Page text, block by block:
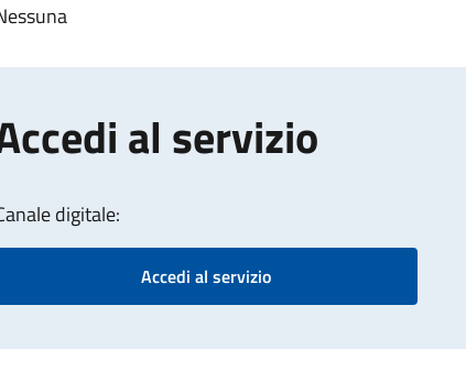
al servizio
digitale:
Accedi al servizio